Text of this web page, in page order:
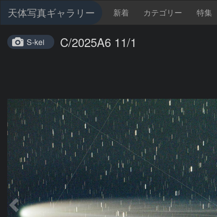
天体写真ギャラリー 新着 カテゴリー 特集
S-kei C/2025A6 11/1